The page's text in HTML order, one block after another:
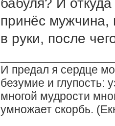
бабуля? И
принёс мужчина,
в руки, после
И предал я сердце
безумие и глупость:
многой мудрости
умножает скорбь.